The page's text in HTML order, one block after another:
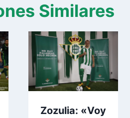
Similares
Zozulia: «Voy